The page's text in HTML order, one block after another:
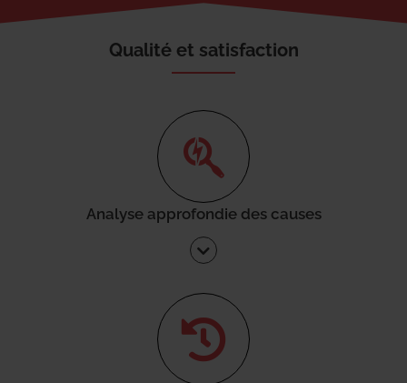
Qualité et satisfaction
Analyse approfondie des causes